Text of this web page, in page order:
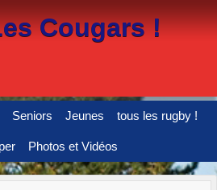
Cougars !
Seniors Jeunes tous les rugby !
Photos et Vidéos